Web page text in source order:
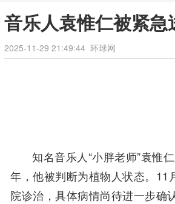
音乐人袁惟仁被紧
2025-11-29 21:49:44 环球网
知名音乐人“小胖老师”袁惟
年，他被判断为植物人状态。
院诊治，具体病情尚待进一步确认